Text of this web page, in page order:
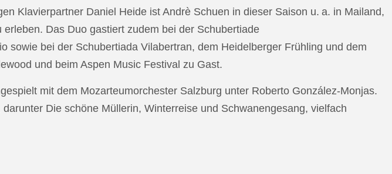
Klavierpartner Daniel Heide ist Andrè Schuen in dieser Saison u. a. in Mailand,
Das Duo gastiert zudem bei der Schubertiade
sowie bei der Schubertiada Vilabertran, dem Heidelberger Frühling und dem
und beim Aspen Music Festival zu Gast.
mit dem Mozarteumorchester Salzburg unter Roberto González-Monjas.
Die schöne Müllerin, Winterreise und Schwanengesang, vielfach